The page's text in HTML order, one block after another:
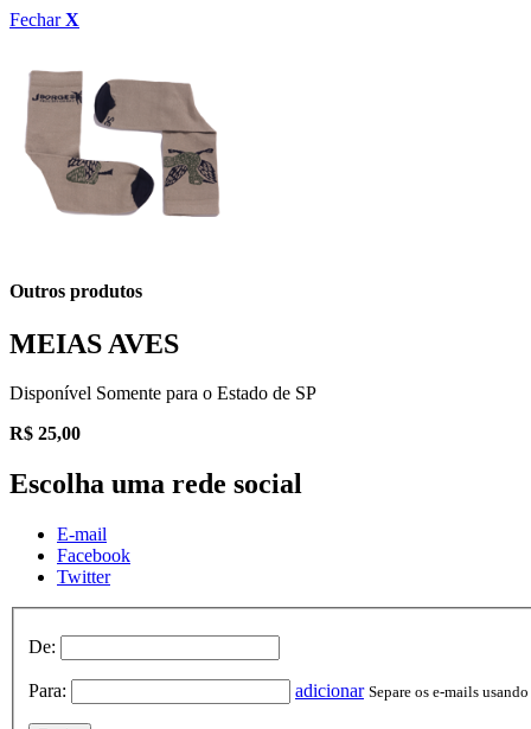
FecharX
Outros produtos
MEIAS AVES
Disponível Somente para o Estado de SP
R$ 25,00
Escolha uma rede social
E-mail
Facebook
Twitter
De:
Para: adicionar Separe os e-mails